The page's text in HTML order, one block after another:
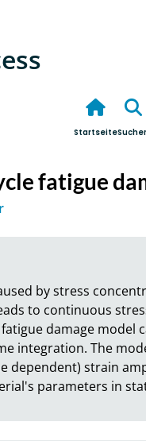
Startseite
fatigue
by stress
to continuous
damage model
integration. The
dependent) strain
parameters in